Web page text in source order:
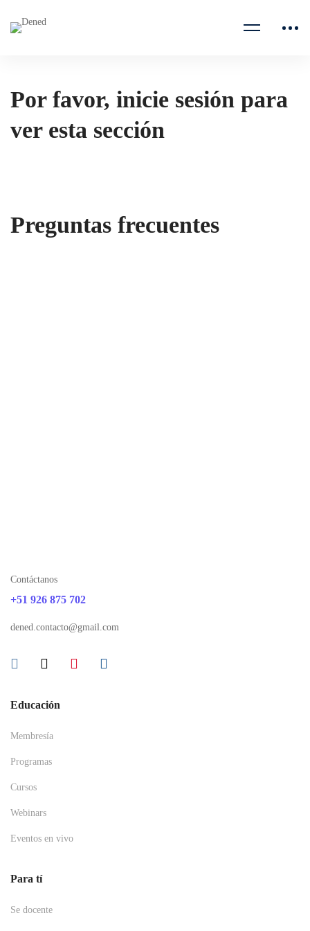
Por favor, inicie sesión para
ver esta sección
Preguntas frecuentes
Contáctanos
+51 926 875 702
dened.contacto@gmail.com
Educación
Membresía
Programas
Cursos
Webinars
Eventos en vivo
Para tí
Se docente